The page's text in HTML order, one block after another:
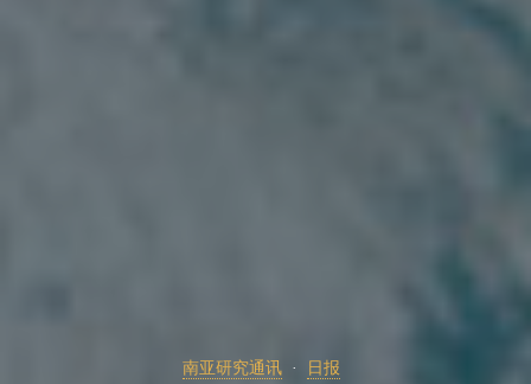
南亚研究通讯 日报